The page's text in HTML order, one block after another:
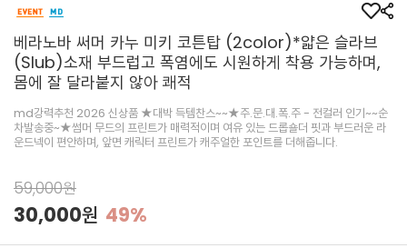
베라노바 써머 카누 미키 코튼탑 (2color)*얇은 슬라브
(Slub)소재 부드럽고 폭염에도 시원하게 착용 가능하며,
몸에 잘 달라붙지 않아 쾌적
md강력추천 2026 신상품 ★대박 득템찬스~~★주.문.대.폭.주 - 전컬러 인기~~순
차발송중~★썸머 무드의 프린트가 매력적이며 여유 있는 드롭숄더 핏과 부드러운 라
운드넥이 편안하며, 앞면 캐릭터 프린트가 캐주얼한 포인트를 더해줍니다.
59,000원
30,000원 49%